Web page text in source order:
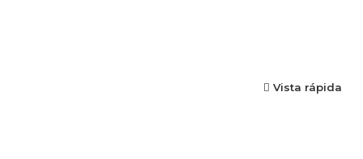
Vista rápida